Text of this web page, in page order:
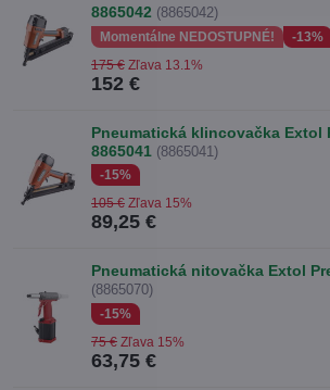
8865042 (8865042)
Momentálne NEDOSTUPNÉ! -13%
152 €
175 € Zľava 13.1%
Pneumatická klincovačka Extol
8865041 (8865041)
-15%
89,25 €
105 € Zľava 15%
Pneumatická nitovačka Extol
(8865070)
-15%
63,75 €
75 € Zľava 15%